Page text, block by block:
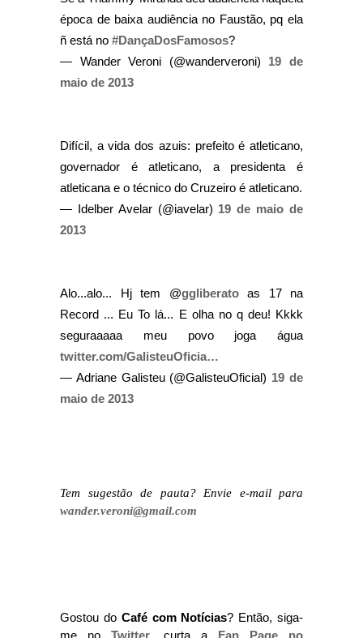
época de baixa audiência no Faustão, pq ela
ñ está no #DançaDosFamosos?
— Wander Veroni (@wanderveroni) 19 de
maio de 2013
Difícil, a vida dos azuis: prefeito é atleticano,
governador é atleticano, a presidenta é
atleticana e o técnico do Cruzeiro é atleticano.
— Idelber Avelar (@iavelar) 19 de maio de
2013
Alo...alo... Hj tem @ggliberatoas 17 na
Record ... Eu To lá... E olha no q deu! Kkkk
seguraaaaa meu povo joga água
twitter.com/GalisteuOficia…
— Adriane Galisteu (@GalisteuOficial) 19 de
maio de 2013
Tem sugestão de pauta? Envie e-mail para
wander.veroni@gmail.com
Gostou do Café com Notícias? Então, siga-